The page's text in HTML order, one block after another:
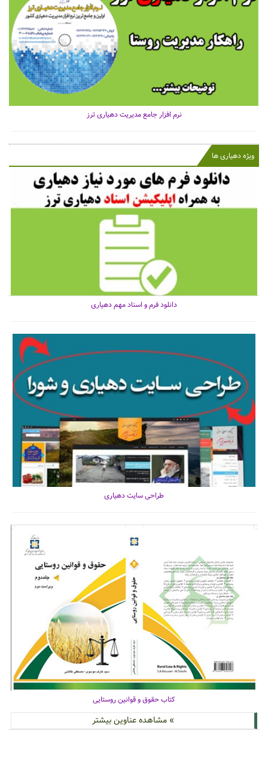
نرم افزار جامع مدیریت دهیاری ترز
ویژه دهیاری ها
دانلود فرم و اسناد مهم دهیاری
طراحی سایت دهیاری
کتاب حقوق و قوانین روستایی
» مشاهده عناوین بیشتر